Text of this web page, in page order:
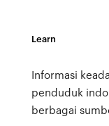
Learn
Informasi
penduduk
berbagai